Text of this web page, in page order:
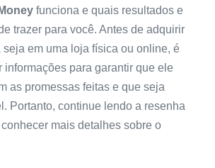
funciona e quais resultados e
trazer para você. Antes de adquirir
em uma loja física ou online, é
informações para garantir que ele
as promessas feitas e que seja
Portanto, continue lendo a resenha
mais detalhes sobre o